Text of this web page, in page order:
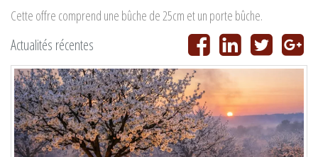
Cette offre comprend une bûche de 25cm et un porte bûche.
Actualités récentes